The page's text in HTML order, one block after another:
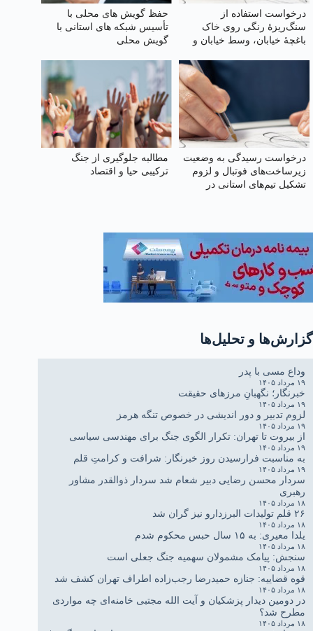
درخواست استفاده از
سنگ‌ریزهٔ رنگی روی خاک
باغچهٔ خیابان، وسط خیابان و
صرفه‌جویی بیشتر آب
حفظ گویش های محلی با
تأسیس شبکه های استانی با
گویش محلی
درخواست رسیدگی به وضعیت
زیرساخت‌های فوتبال و لزوم
تشکیل تیم‌های استانی در
مطالبه جلوگیری از جنگ
ترکیبی حیا و اقتصاد
گزارش‌ها و تحلیل‌ها
وداع مسی با پدر
۱۹ مرداد ۱۴۰۵
خبرنگار؛ نگهبانِ مرزهای حقیقت
۱۹ مرداد ۱۴۰۵
لزوم تدبیر و دور اندیشی در خصوص تنگه هرمز
۱۹ مرداد ۱۴۰۵
از بیروت تا تهران: تکرار الگوی جنگ برای مهندسی سیاسی
۱۹ مرداد ۱۴۰۵
به مناسبت فرارسیدن روز خبرنگار: شرافت و کرامتِ قلم
۱۹ مرداد ۱۴۰۵
سردار محسن رضایی دبیر شعام شد سردار ذوالقدر مشاور
رهبری
۱۸ مرداد ۱۴۰۵
۲۶ قلم تولیدات البرزدارو نیز گران شد
۱۸ مرداد ۱۴۰۵
یلدا معیری: به ۱۵ سال حبس محکوم شدم
۱۸ مرداد ۱۴۰۵
سنجش: پیامک مشمولان سهمیه جنگ جعلی است
۱۸ مرداد ۱۴۰۵
قوه قضاییه: جنازه حمیدرضا رجب‌زاده اطراف تهران کشف شد
۱۸ مرداد ۱۴۰۵
در دومین دیدار پزشکیان و آیت الله مجتبی خامنه‌ای چه مواردی
مطرح شد؟
۱۸ مرداد ۱۴۰۵